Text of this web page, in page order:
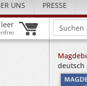
UNS PRESSE
deutsch